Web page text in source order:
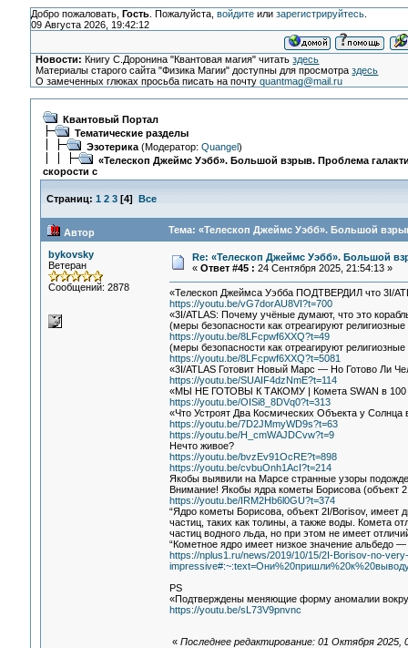
Добро пожаловать, Гость. Пожалуйста, войдитеили зарегистрируйтесь.
09 Августа 2026, 19:42:12
Новости: Книгу С.Доронина "Квантовая магия" читатьздесь
Материалы старого сайта "Физика Магии" доступны для просмотраздесь
О замеченных глюках просьба писать на почтуquantmag@mail.ru
Квантовый Портал
Тематические разделы
Эзотерика(Модератор: Quangel)
«Телескоп Джеймс Уэбб». Большой взрыв. Проблема
скорости с
Страниц: 1 2 3[4] Все
Автор Тема: «Телескоп Джеймс Уэбб». Большой
bykovsky
Ветеран
Сообщений: 2878
Re: «Телескоп Джеймс Уэбб». Большой
« Ответ #45 : 24 Сентября 2025, 21:54:13 »
«Телескоп Джеймса Уэбба ПОДТВЕРДИЛ что
https://youtu.be/vG7dorAU8VI?t=700
«3I/ATLAS: Почему учёные думают, что это
(меры безопасности как отреагируют
https://youtu.be/8LFcpwf6XXQ?t=49
(меры безопасности как отреагируют
https://youtu.be/8LFcpwf6XXQ?t=5081
«3I/ATLAS Готовит Новый Марс — Но Готово Ли
https://youtu.be/SUAIF4dzNmE?t=114
«МЫ НЕ ГОТОВЫ К ТАКОМУ | Комета SWAN в 100
https://youtu.be/OISi8_8DVq0?t=313
«Что Устроят Два Космических Объекта у Солнца
https://youtu.be/7D2JMmyWD9s?t=63
https://youtu.be/H_cmWAJDCvw?t=9
Нечто живое?
https://youtu.be/bvzEv91OcRE?t=898
https://youtu.be/cvbuOnh1AcI?t=214
Якобы выявили на Марсе странные узоры
Внимание! Якобы ядра кометы Борисова (объект
https://youtu.be/IRM2Hb6l0GU?t=374
“Ядро кометы Борисова, объект 2I/Borisov, имеет
частиц, таких как толины, а также воды. Комета
частиц водного льда, но при этом не имеет
“Кометное ядро имеет низкое значение альбедо
https://nplus1.ru/news/2019/10/15/2I-Borisov-no-very-
PS
«Подтверждены меняющие форму аномалии
https://youtu.be/sL73V9pnvnc
« Последнее редактирование: 01 Октября 2025,